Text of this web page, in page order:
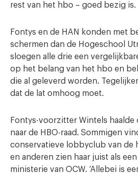
rest van het hbo – goed bezig is.
Fontys en de HAN konden met
schermen dan de Hogeschool
sloegen alle drie een
op het belang van het hbo en
die al geleverd worden.
dat de lat omhoog moet.
Fontys-voorzitter Wintels
naar de HBO-raad. Sommigen
conservatieve lobbyclub van de
en anderen zien haar juist als
ministerie van OCW. ‘Allebei is